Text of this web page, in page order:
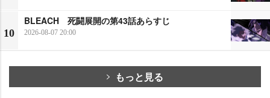
10
BLEACH 死闘展開の第43話あらすじ
2026-08-07 20:00
もっと見る